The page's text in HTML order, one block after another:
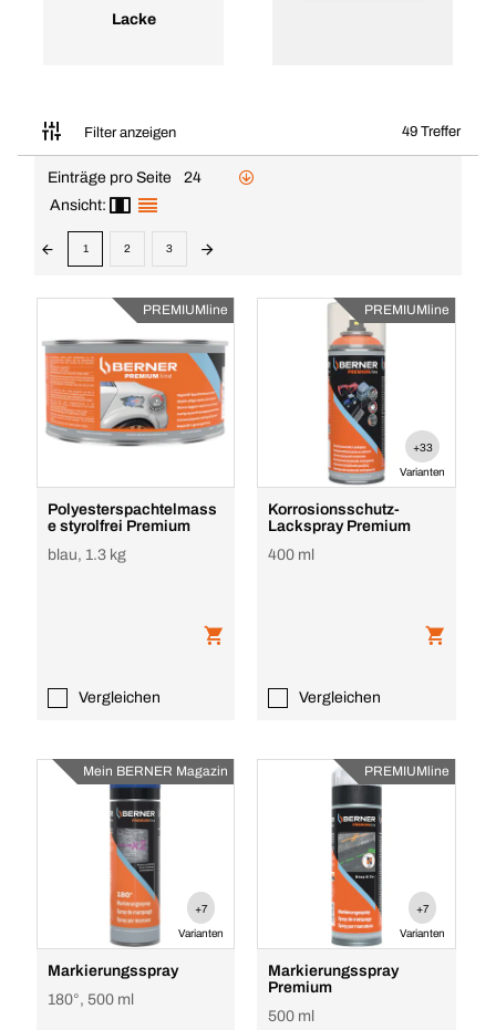
Lacke
Filter anzeigen 49 Treffer
Einträge pro Seite
24
Ansicht:
1 2 3
PREMIUMline
Polyesterspachtelmass
e styrolfrei Premium
blau, 1.3 kg
Vergleichen
PREMIUMline
+33
Varianten
Korrosionsschutz-
Lackspray Premium
400 ml
Vergleichen
Mein BERNER Magazin
+7
Varianten
Markierungsspray
180°, 500 ml
PREMIUMline
+7
Varianten
Markierungsspray
Premium
500 ml